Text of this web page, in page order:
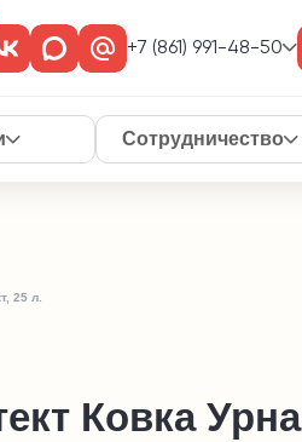
+7 (861) 991-48-50
Сотрудничество
25 л.
Ковка Урна